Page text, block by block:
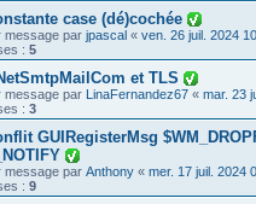
case (dé)cochée
message par jpascal « ven. 26 juil. 2024
: 5
et TLS
message par LinaFernandez67 « mar. 23
: 3
GUIRegisterMsg
message par Anthony « mer. 17 juil. 2024
: 9